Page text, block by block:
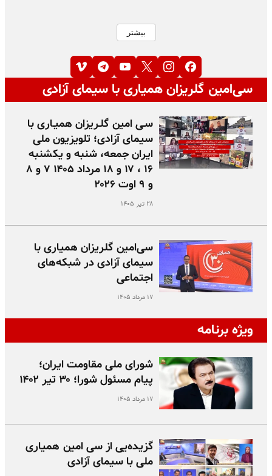
بیشتر
سی‌امین گلریزان همیاری با سیمای آزادی
سـی امین گلـریزان همیـاری با
سیمای آزادی؛ تلویزیون ملی
ایران جمعه، شنبه و یکشنبه
۱۶ ، ۱۷ و ۱۸ مرداد ۱۴۰۵ ۷ و ۸
و ۹ اوت ۲۰۲۶
۲۸ تیر ۱۴۰۵
سی‌امین گلریزان همیاری با
سیمای آزادی در شبکه‌های
اجتماعی
۱۷ مرداد ۱۴۰۵
ویژه برنامه
شورای ملی مقاومت ایران؛
پیام مسئول شورا؛ ۳۰ تیر ۱۴۰۲
۱۷ مرداد ۱۴۰۵
گزیده‌یی از سی امین همیاری
ملی با سیمای آزادی